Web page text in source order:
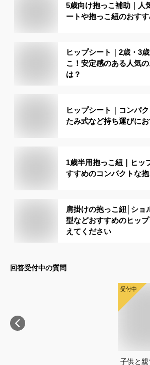
5歳向け抱っこ補助｜人
ートや抱っこ紐のおすす
ヒップシート｜2歳・3
こ！安定感のある人気
は？
ヒップシート｜コンパ
たみ式など持ち運びに
1歳半用抱っこ紐｜ヒッ
すすめのコンパクトな
肩掛けの抱っこ紐│ショ
型などおすすめのヒッ
えてください
回答受付中の質問
受付中
子供と親